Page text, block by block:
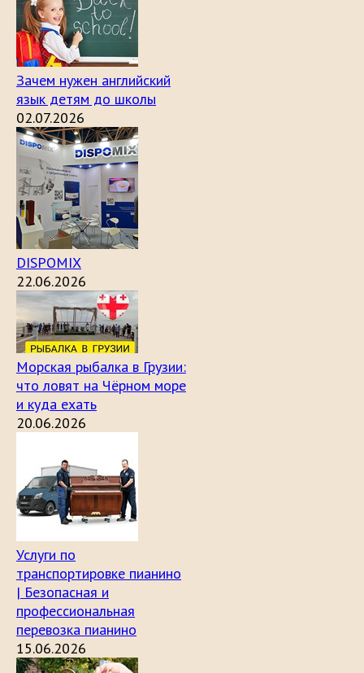
Зачем нужен английский
язык детям до школы
02.07.2026
DISPOMIX
22.06.2026
Морская рыбалка в Грузии:
что ловят на Чёрном море
и куда ехать
20.06.2026
Услуги по
транспортировке пианино
| Безопасная и
профессиональная
перевозка пианино
15.06.2026